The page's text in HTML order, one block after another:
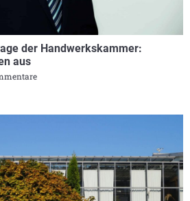
der Handwerkskammer:
aus